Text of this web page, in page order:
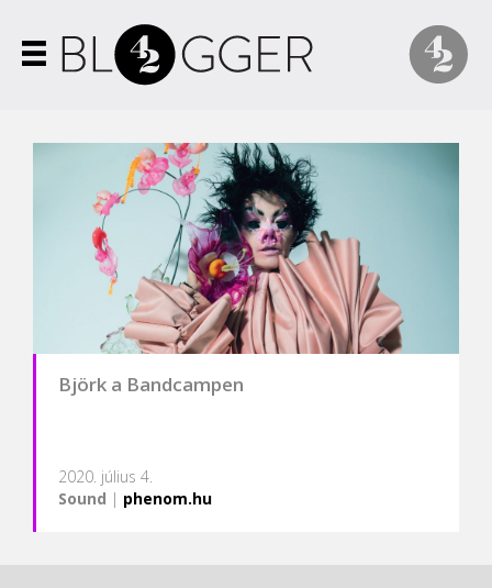
Björk a Bandcampen
2020. július 4.
Sound | phenom.hu